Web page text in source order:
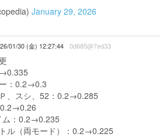
January 29, 2026
01/30 (金) 12:27:44 0d685@7ed33
：0.2→0.3
、スシ、52：0.2→0.285
ム：0.2→0.235
ル（両モード）：0.2→0.225